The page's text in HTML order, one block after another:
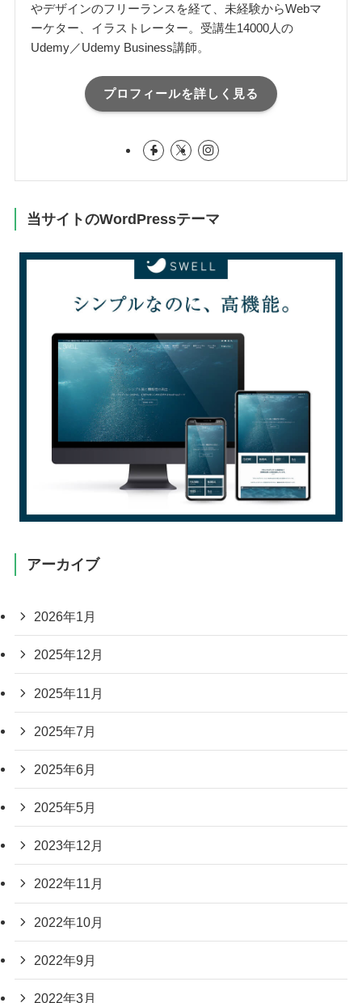
やデザインのフリーランスを経て、未経験からWebマ
ーケター、イラストレーター。受講生14000人の
Udemy／Udemy Business講師。
プロフィールを詳しく見る
当サイトのWordPressテーマ
アーカイブ
2026年1月
2025年12月
2025年11月
2025年7月
2025年6月
2025年5月
2023年12月
2022年11月
2022年10月
2022年9月
2022年3月